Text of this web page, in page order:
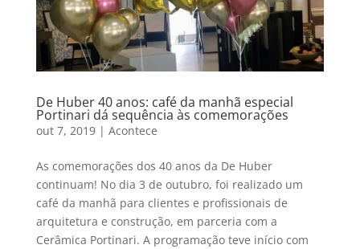
De Huber 40 anos: café da manhã especial
Portinari dá sequência às comemorações
out 7, 2019| Acontece
As comemorações dos 40 anos da De Huber
continuam! No dia 3 de outubro, foi realizado um
café da manhã para clientes e profissionais de
arquitetura e construção, em parceria com a
Cerâmica Portinari. A programação teve início com